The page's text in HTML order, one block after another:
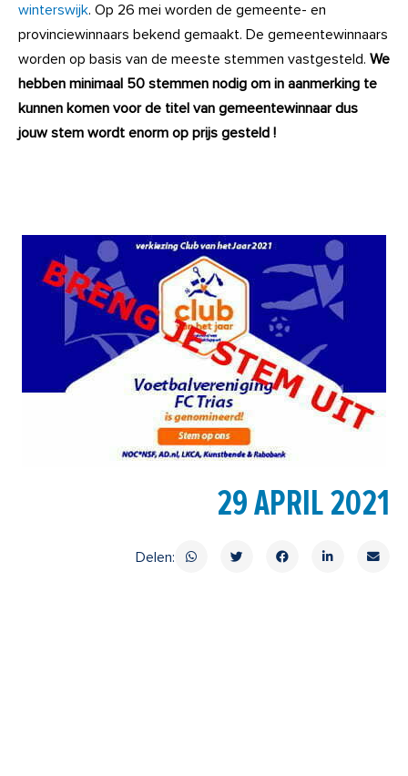
winterswijk. Op 26 mei worden de gemeente- en
provinciewinnaars bekend gemaakt. De gemeentewinnaars
worden op basis van de meeste stemmen vastgesteld. We
hebben minimaal 50 stemmen nodig om in aanmerking te
kunnen komen voor de titel van gemeentewinnaar dus
jouw stem wordt enorm op prijs gesteld !
29 APRIL 2021
Delen: